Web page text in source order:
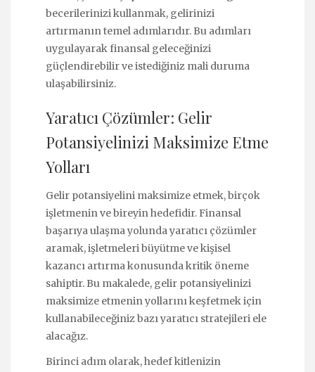
becerilerinizi kullanmak, gelirinizi
artırmanın temel adımlarıdır. Bu adımları
uygulayarak finansal geleceğinizi
güçlendirebilir ve istediğiniz mali duruma
ulaşabilirsiniz.
Yaratıcı Çözümler: Gelir
Potansiyelinizi Maksimize Etme
Yolları
Gelir potansiyelini maksimize etmek, birçok
işletmenin ve bireyin hedefidir. Finansal
başarıya ulaşma yolunda yaratıcı çözümler
aramak, işletmeleri büyütme ve kişisel
kazancı artırma konusunda kritik öneme
sahiptir. Bu makalede, gelir potansiyelinizi
maksimize etmenin yollarını keşfetmek için
kullanabileceğiniz bazı yaratıcı stratejileri ele
alacağız.
Birinci adım olarak, hedef kitlenizin